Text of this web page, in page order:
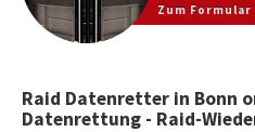
Zum Formular
Raid Datenretter in Bonn
Datenrettung - Raid-